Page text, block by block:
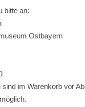
bitte an:
Ostbayern
im Warenkorb vor